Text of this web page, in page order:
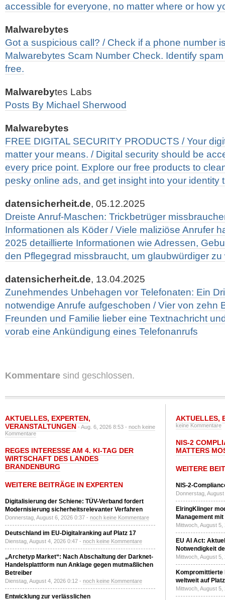
accessible for everyone, no matter where or how
Malwarebytes
Got a suspicious call? / Check if a phone number
Malwarebytes Scam Number Check. Identify
free.
Malwarebytes Labs
Posts By Michael Sherwood
Malwarebytes
FREE DIGITAL SECURITY PRODUCTS / Your
matter your means. / Digital security should be
every price point. Explore our free products to
pesky online ads, and get insight into your identity
datensicherheit.de, 05.12.2025
Dreiste Anruf-Maschen: Trickbetrüger
Informationen als Köder / Viele maliziöse Anrufer
2025 detaillierte Informationen wie Adressen,
den Pflegegrad missbraucht, um glaubwürdiger zu
datensicherheit.de, 13.04.2025
Zunehmendes Unbehagen vor Telefonaten: Ein
notwendige Anrufe aufgeschoben / Vier von zehn
Freunden und Familie lieber eine Textnachricht
vorab eine Ankündigung eines Telefonanrufs
Kommentare sind geschlossen.
AKTUELLES, EXPERTEN,
VERANSTALTUNGEN - Aug. 6, 2026 8:53 - noch keine
Kommentare
REGES INTERESSE AM 4. KI-TAG DER
WIRTSCHAFT DES LANDES
BRANDENBURG
WEITERE BEITRÄGE IN EXPERTEN
Digitalisierung der Schiene: TÜV-Verband fordert
Modernisierung sicherheitsrelevanter Verfahren
Donnerstag, August 6, 2026 0:37 - noch keine Kommentare
Deutschland im EU-Digitalranking auf Platz 17
Dienstag, August 4, 2026 0:47 - noch keine Kommentare
„Archetyp Market“: Nach Abschaltung der Darknet-
Handelsplattform nun Anklage gegen mutmaßlichen
Betreiber
Dienstag, August 4, 2026 0:12 - noch keine Kommentare
Entwicklung zur verlässlichen
AKTUELLES,
keine Kommentare
NIS-2
MATTERS
WEITERE
NIS-2-
Donnerstag,
ElringKlinger
Management
Mittwoch, August
EU AI Act:
Notwendigkeit
Mittwoch, August
Kompromittierte
weltweit auf
Mittwoch, August